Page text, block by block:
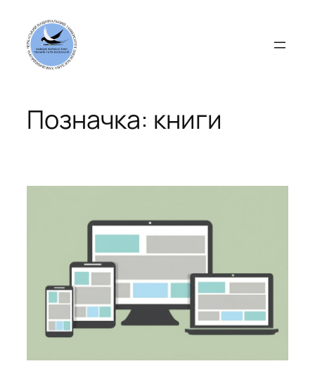
вмісту
Позначка: книги